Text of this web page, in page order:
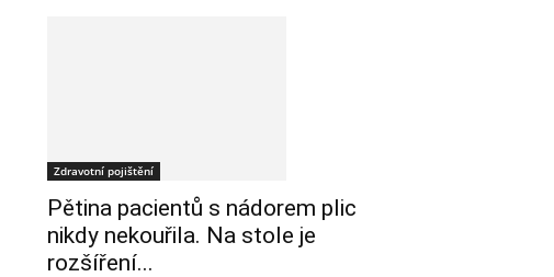
Zdravotní pojištění
Pětina pacientů s nádorem plic
nikdy nekouřila. Na stole je
rozšíření...